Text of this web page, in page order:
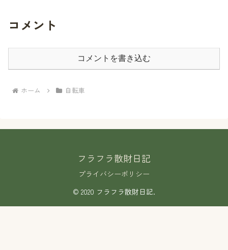
コメント
コメントを書き込む
ホーム 自転車
フラフラ散財日記
プライバシーポリシー
© 2020 フラフラ散財日記.